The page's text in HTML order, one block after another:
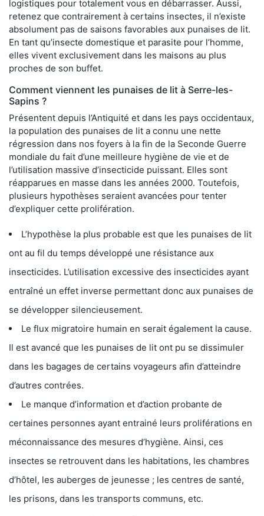
logistiques pour totalement vous en débarrasser. Aussi,
retenez que contrairement à certains insectes, il n’existe
absolument pas de saisons favorables aux punaises de lit.
En tant qu’insecte domestique et parasite pour l’homme,
elles vivent exclusivement dans les maisons au plus
proches de son buffet.
Comment viennent les punaises de lit à Serre-les-
Sapins ?
Présentent depuis l’Antiquité et dans les pays occidentaux,
la population des punaises de lit a connu une nette
régression dans nos foyers à la fin de la Seconde Guerre
mondiale du fait d’une meilleure hygiène de vie et de
l’utilisation massive d’insecticide puissant. Elles sont
réapparues en masse dans les années 2000. Toutefois,
plusieurs hypothèses seraient avancées pour tenter
d’expliquer cette prolifération.
L’hypothèse la plus probable est que les punaises de lit
ont au fil du temps développé une résistance aux
insecticides. L’utilisation excessive des insecticides ayant
entraîné un effet inverse permettant donc aux punaises de
se développer silencieusement.
Le flux migratoire humain en serait également la cause.
Il est avancé que les punaises de lit ont pu se dissimuler
dans les bagages de certains voyageurs afin d’atteindre
d’autres contrées.
Le manque d’information et d’action probante de
certaines personnes ayant entrainé leurs proliférations en
méconnaissance des mesures d’hygiène. Ainsi, ces
insectes se retrouvent dans les habitations, les chambres
d’hôtel, les auberges de jeunesse ; les centres de santé,
les prisons, dans les transports communs, etc.